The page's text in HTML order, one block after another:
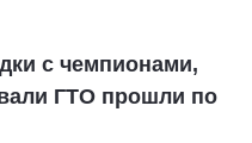
с чемпионами,
ГТО прошли по